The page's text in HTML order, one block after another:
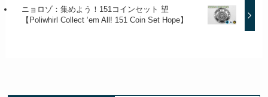
ニョロゾ：集めよう！151コインセット 望
【Poliwhirl Collect ‘em All! 151 Coin Set Hope】